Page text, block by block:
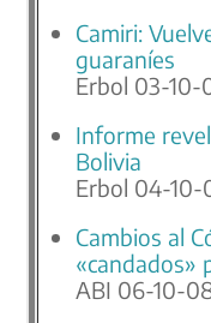
Camiri:
guaraníes
Erbol 03-10-
Informe
Bolivia
Erbol 04-10-
Cambios al
«candados»
ABI 06-10-